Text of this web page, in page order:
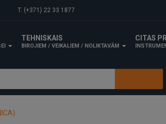
T. (+371) 22 33 1877
TEHNISKAIS
BIROJIEM / VEIKALIEM / NOLIKTAVĀM
CITAS